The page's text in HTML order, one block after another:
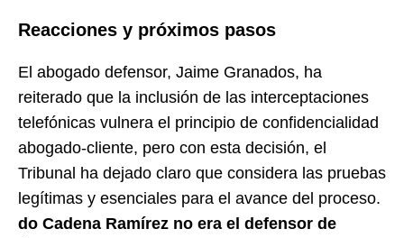
Reacciones y próximos pasos
El abogado defensor, Jaime Granados, ha
reiterado que la inclusión de las interceptaciones
telefónicas vulnera el principio de confidencialidad
abogado-cliente, pero con esta decisión, el
Tribunal ha dejado claro que considera las pruebas
legítimas y esenciales para el avance del proceso.
do Cadena Ramírez no era el defensor de